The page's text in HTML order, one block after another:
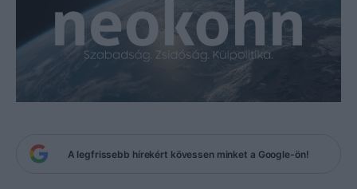
A legfrissebb hírekért kövessen minket a Google-ön!